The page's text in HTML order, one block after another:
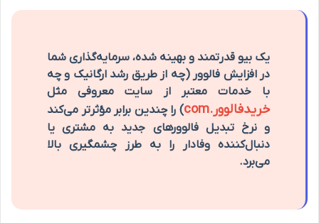
یک بیو قدرتمند و بهینه شده، سرمایه‌گذاری شما
در افزایش فالوور (چه از طریق رشد ارگانیک و چه
با خدمات معتبر
از سایت معروفی مثل
خريدفالوور.com
) را چندین برابر مؤثرتر می‌کند
و نرخ تبدیل فالوورهای جدید به مشتری یا
دنبال‌کننده وفادار را به طرز چشمگیری بالا
می‌برد.